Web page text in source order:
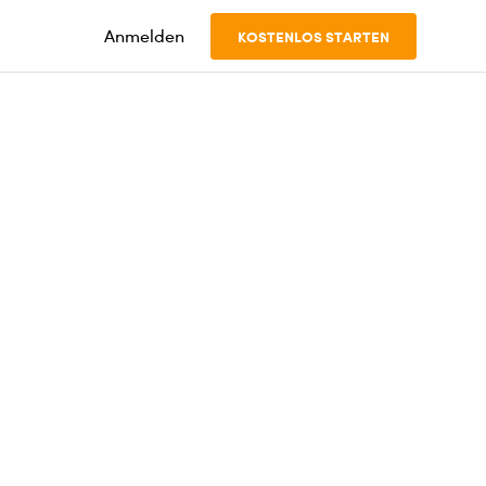
Anmelden KOSTENLOS STARTEN